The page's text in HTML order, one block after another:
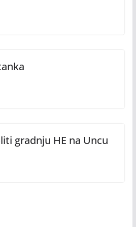
gradnju HE na Uncu